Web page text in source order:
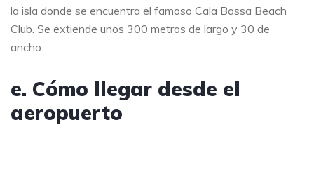
la isla donde se encuentra el famoso Cala Bassa Beach
Club. Se extiende unos 300 metros de largo y 30 de
ancho.
e. Cómo llegar desde el
aeropuerto